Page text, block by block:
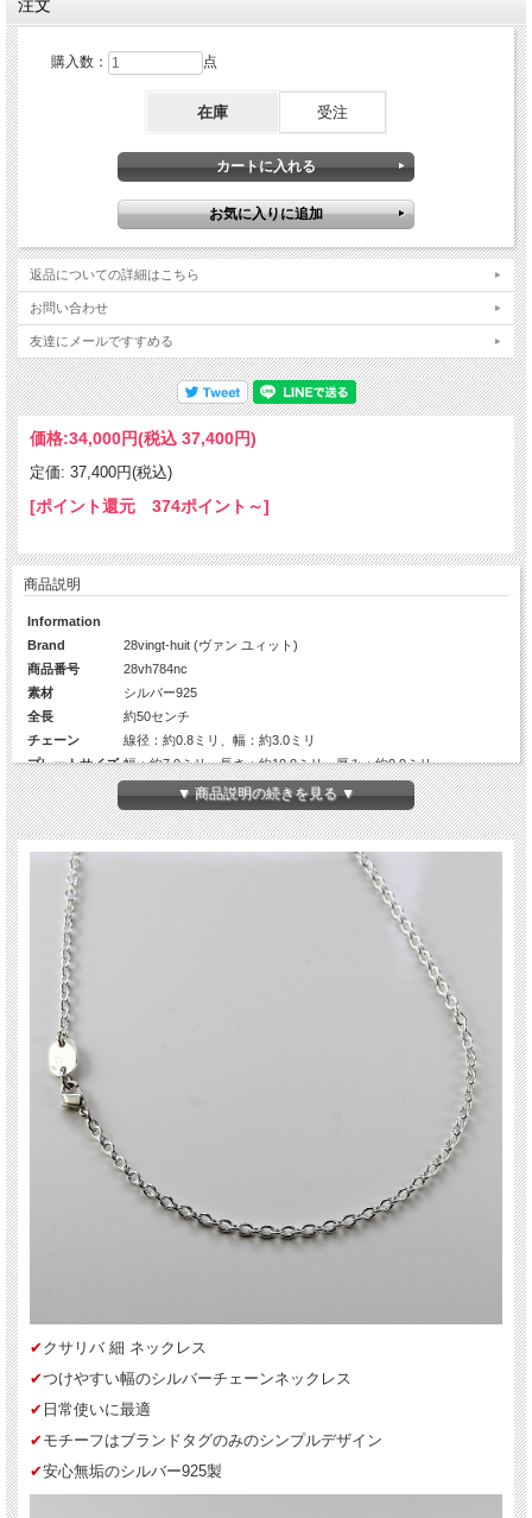
注文
購入数： 点
在庫 受注
返品についての詳細はこちら
お問い合わせ
友達にメールですすめる
価格:34,000円(税込 37,400円)
定価: 37,400円(税込)
[ポイント還元 374ポイント～]
商品説明
Information
Brand
28vingt-huit (ヴァン ユィット)
商品番号
28vh784nc
素材
シルバー925
全長
約50センチ
チェーン
線径：約0.8ミリ、幅：約3.0ミリ
プレートサイズ 幅：約7.0ミリ、長さ：約10.0ミリ、厚み：約0.9ミリ
引き輪
長さ：約9.0ミリ、幅：約6.0ミリ
エンドの丸カン 線径：約1.0ミリ)
重量
約11グラム前後
送料について詳しくはこちら(PC版)
*スマホ版はこちら
▼ 商品説明の続きを見る ▼
✔︎クサリバ 細 ネックレス
✔︎つけやすい幅のシルバーチェーンネックレス
✔︎ 日常使いに最適
✔︎モチーフはブランドタグのみのシンプルデザイン
✔︎安心無垢のシルバー925製